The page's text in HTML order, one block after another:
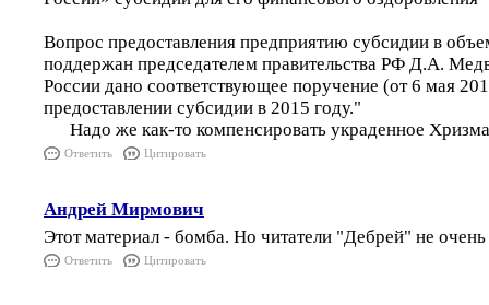
Вопрос предоставления предприятию субсидии в
поддержан председателем правительства РФ Д.А.
России дано соответствующее поручение (от 6 мая
предоставлении субсидии в 2015 году."
Надо же как-то компенсировать украденное
Ответить Цитировать
Андрей Мирмович
Этот материал - бомба. Но читатели "Дебрей" не
Ответить Цитировать